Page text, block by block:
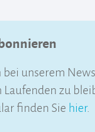
bei unserem
zu
finden Sie hier.